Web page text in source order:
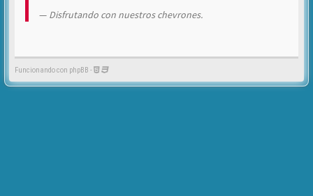
Disfrutando con nuestros chevrones.
Funcionando con phpBB -